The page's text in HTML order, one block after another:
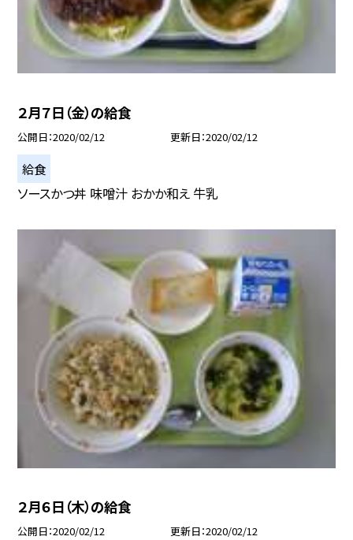
２月７日（金）の給食
公開日 2020/02/12 更新日 2020/02/12
給食
ソースかつ丼 味噌汁 おかか和え 牛乳
２月６日（木）の給食
公開日 2020/02/12 更新日 2020/02/12